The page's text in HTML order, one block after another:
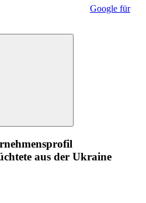
Google für
aus der Ukraine